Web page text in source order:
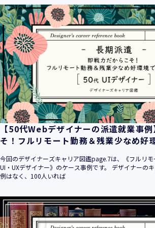
info@y-create.co.jp
電話番号：03-6712-7970（土日休日を除
平成16年 2月 1日
平成21年 3月23日 改訂
平成23年 4月 1日 改訂
平成26年 9月10日 改訂
平成27年 6月24日 改訂
平成28年11月 1日 改訂
平成30年 7月 1日 改訂
令和6年 5月 1日 改訂
令和7年 2月17日 改訂
株式会社ユウクリ（以下「当社」といい
個人情報とは、個人の識別に係る以下の情
カード情報、ログインID、パスワード、ニ
ドレス等において、特定の個人を識別でき
（他の情報と照合することができ、それ
【50代Webデザイナーの派遣就業事
そ！フルリモート勤務＆残業少なめ好
今回のデザイナーズキャリア図鑑page.7は、《フルリ
UI・UXデザイナー》のケース事例です。 デザイナーの
例はなく、100人いれば